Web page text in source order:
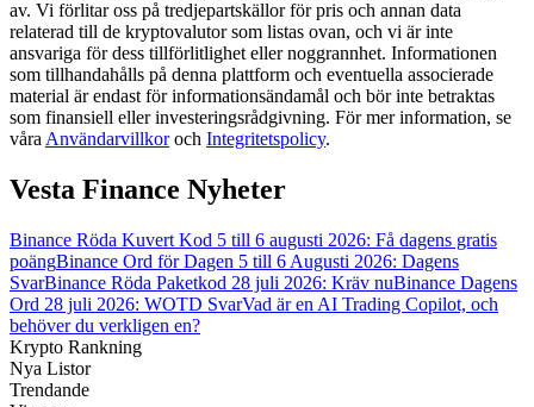
Guide
Futures startguide
av. Vi förlitar oss på tredjepartskällor för pris och annan data
relaterad till de kryptovalutor som listas ovan, och vi är inte
ansvariga för dess tillförlitlighet eller noggrannhet. Informationen
som tillhandahålls på denna plattform och eventuella associerade
material är endast för informationsändamål och bör inte betraktas
som finansiell eller investeringsrådgivning. För mer information, se
våra Användarvillkoroch Integritetspolicy.
Vesta Finance Nyheter
Binance Röda Kuvert Kod 5 till 6 augusti 2026: Få dagens gratis
poängBinance Ord för Dagen 5 till 6 Augusti 2026: Dagens
SvarBinance Röda Paketkod 28 juli 2026: Kräv nuBinance Dagens
Ord 28 juli 2026: WOTD SvarVad är en AI Trading Copilot, och
behöver du verkligen en?
Krypto Rankning
Nya Listor
Trendande